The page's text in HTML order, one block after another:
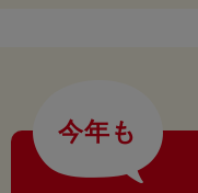
今年も